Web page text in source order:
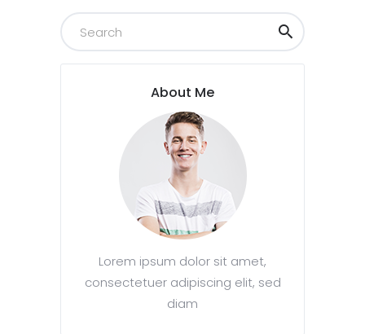
About Me
Lorem ipsum dolor sit amet,
consectetuer adipiscing elit, sed
diam